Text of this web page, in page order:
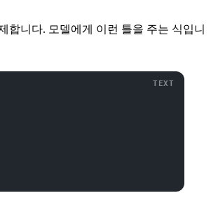
합니다. 모델에게 이런 틀을 주는 식입니